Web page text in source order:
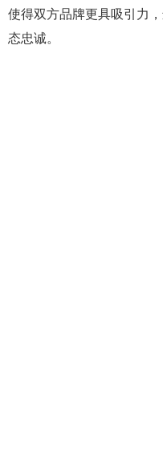
使得双方品牌更具吸引力
态忠诚。